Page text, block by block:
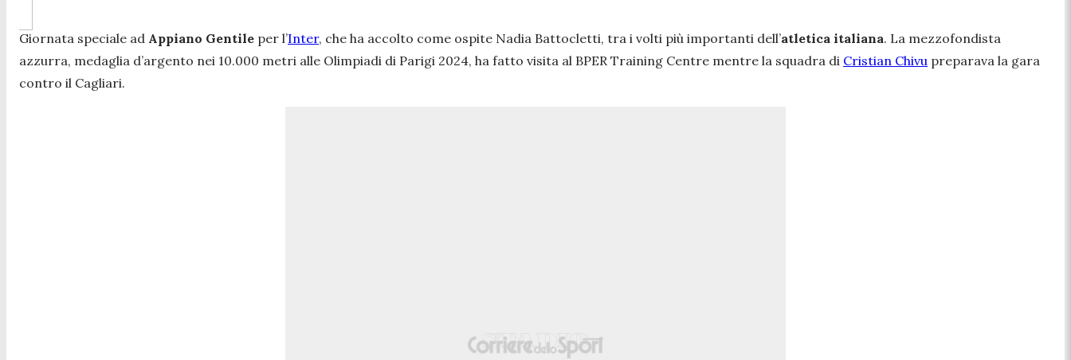
Giornata speciale ad Appiano Gentile per l’Inter, che ha accolto come ospite Nadia Battocletti, tra i volti più importanti dell’atletica italiana. La mezzofondista
azzurra, medaglia d’argento nei 10.000 metri alle Olimpiadi di Parigi 2024, ha fatto visita al BPER Training Centre mentre la squadra di Cristian Chivu preparava la gara
contro il Cagliari.